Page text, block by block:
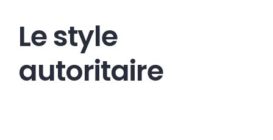
Le style
autoritaire